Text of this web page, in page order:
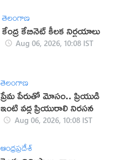
తెలంగాణ
కేంద్ర కేబినెట్ కీలక నిర్ణయాలు
Aug 06, 2026, 10:08 IST
తెలంగాణ
ప్రేమ పేరుతో మోసం.. ప్రియుడి
ఇంటి వద్ద ప్రియురాలి నిరసన
Aug 06, 2026, 10:08 IST
ఆంధ్రప్రదేశ్